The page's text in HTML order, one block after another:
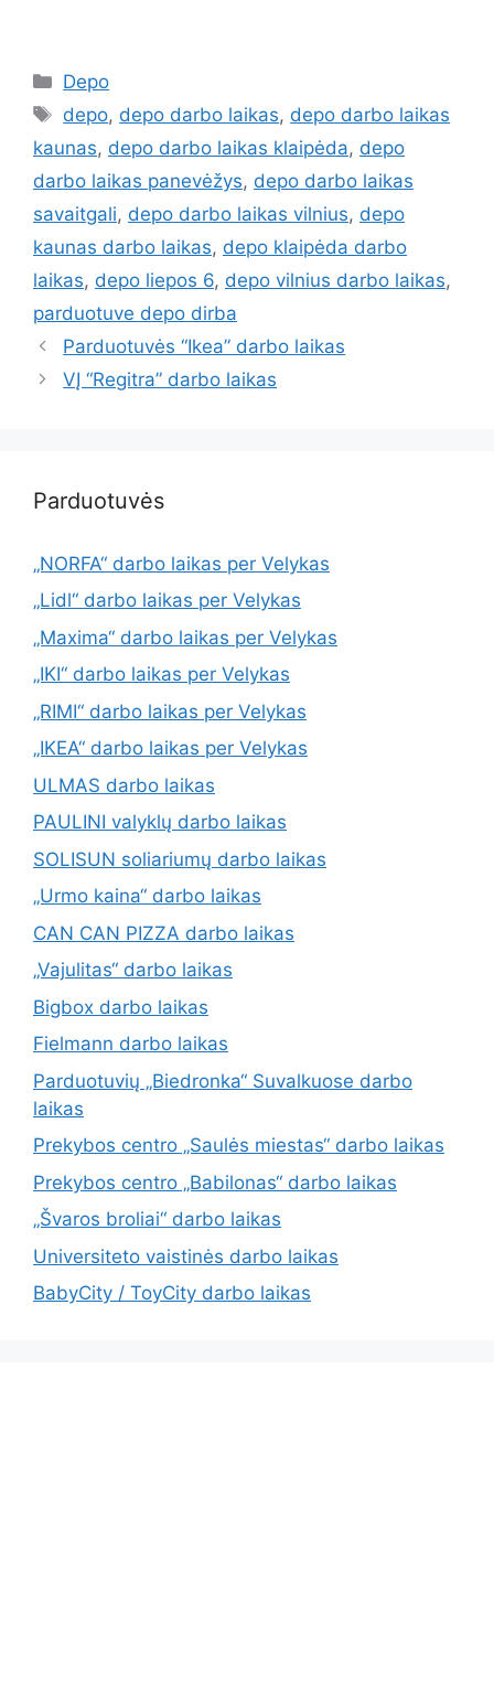
Depo
depo, depo darbo laikas, depo darbo laikas
kaunas, depo darbo laikas klaipėda, depo
darbo laikas panevėžys, depo darbo laikas
savaitgali, depo darbo laikas vilnius, depo
kaunas darbo laikas, depo klaipėda darbo
laikas, depo liepos 6, depo vilnius darbo laikas,
parduotuve depo dirba
Parduotuvės “Ikea” darbo laikas
VĮ “Regitra” darbo laikas
Parduotuvės
„NORFA“ darbo laikas per Velykas
„Lidl“ darbo laikas per Velykas
„Maxima“ darbo laikas per Velykas
„IKI“ darbo laikas per Velykas
„RIMI“ darbo laikas per Velykas
„IKEA“ darbo laikas per Velykas
ULMAS darbo laikas
PAULINI valyklų darbo laikas
SOLISUN soliariumų darbo laikas
„Urmo kaina“ darbo laikas
CAN CAN PIZZA darbo laikas
„Vajulitas“ darbo laikas
Bigbox darbo laikas
Fielmann darbo laikas
Parduotuvių „Biedronka“ Suvalkuose darbo
laikas
Prekybos centro „Saulės miestas“ darbo laikas
Prekybos centro „Babilonas“ darbo laikas
„Švaros broliai“ darbo laikas
Universiteto vaistinės darbo laikas
BabyCity / ToyCity darbo laikas